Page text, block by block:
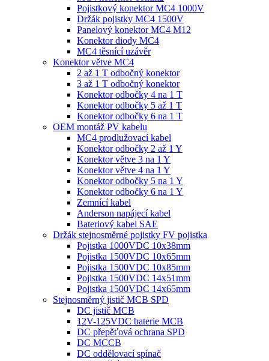
Pojistkový konektor MC4 1000V
Držák pojistky MC4 1500V
Panelový konektor MC4 M12
Konektor diody MC4
MC4 těsnící uzávěr
Konektor větve MC4
2 až 1 T odbočný konektor
3 až 1 T odbočný konektor
Konektor odbočky 4 na 1 T
Konektor odbočky 5 až 1 T
Konektor odbočky 6 na 1 T
OEM montáž PV kabelu
MC4 prodlužovací kabel
Konektor odbočky 2 až 1 Y
Konektor větve 3 na 1 Y
Konektor větve 4 na 1 Y
Konektor odbočky 5 na 1 Y
Konektor odbočky 6 na 1 Y
Zemnící kabel
Anderson napájecí kabel
Bateriový kabel SAE
Držák stejnosměrné pojistky FV pojistka
Pojistka 1000VDC 10x38mm
Pojistka 1500VDC 10x65mm
Pojistka 1500VDC 10x85mm
Pojistka 1500VDC 14x51mm
Pojistka 1500VDC 14x65mm
Stejnosměrný jistič MCB SPD
DC jistič MCB
12V-125VDC baterie MCB
DC přepěťová ochrana SPD
DC MCCB
DC oddělovací spínač